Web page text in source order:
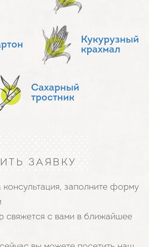
Кукурузный
крахмал
Сахарный
тростник
ЗАЯВКУ
заполните форму
свяжется с вами в ближайшее